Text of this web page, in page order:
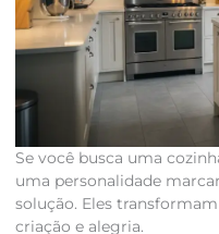
Se você busca uma
uma personalidade
solução. Eles
criação e alegria.